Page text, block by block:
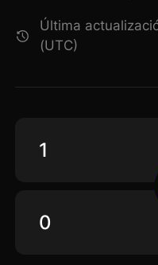
Última
(UTC)